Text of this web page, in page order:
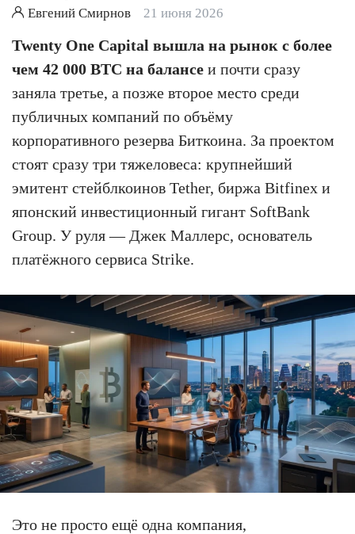
Евгений Смирнов 21 июня 2026
Twenty One Capital вышла на рынок с более
чем 42 000 BTC на балансе и почти сразу
заняла третье, а позже второе место среди
публичных компаний по объёму
корпоративного резерва Биткоина. За проектом
стоят сразу три тяжеловеса: крупнейший
эмитент стейблкоинов Tether, биржа Bitfinex и
японский инвестиционный гигант SoftBank
Group. У руля — Джек Маллерс, основатель
платёжного сервиса Strike.
Это не просто ещё одна компания,